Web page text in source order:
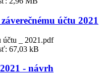
účtu 2021
účtu _ 2021.pdf
67,03 kB
- návrh